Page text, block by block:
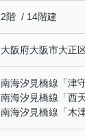
2階 / 14階建
大阪府大阪市大正
南海汐見橋線 「津
南海汐見橋線 「西
南海汐見橋線 「木